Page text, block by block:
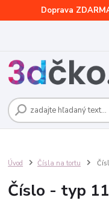
Doprava
Úvod Čísla na tortu
Číslo - typ 11